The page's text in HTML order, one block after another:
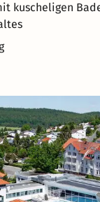
kuscheligen